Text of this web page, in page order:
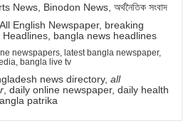
News, Binodon News, অর্থনৈতিক সংবাদ
English Newspaper, breaking
bangla news headlines
newspapers, latest bangla newspaper,
bangla live tv
news directory, all
, daily online newspaper, daily health
patrika